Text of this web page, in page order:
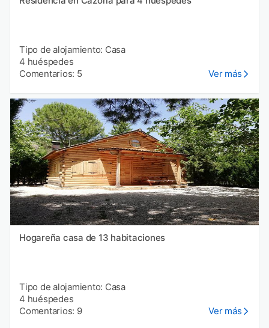
Tipo de alojamiento: Casa
4 huéspedes
Comentarios: 5
Ver más
Hogareña casa de 13 habitaciones
Tipo de alojamiento: Casa
4 huéspedes
Comentarios: 9
Ver más